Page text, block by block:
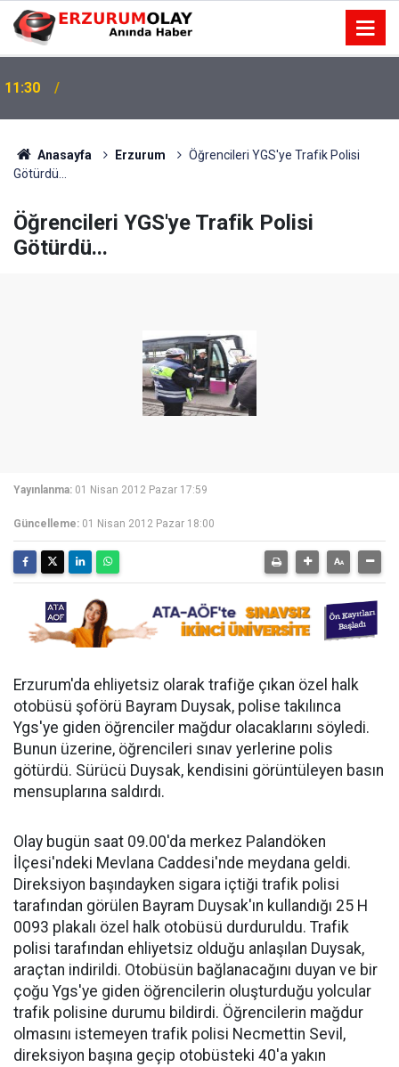
11:30
Anasayfa Erzurum
Öğrencileri YGS'ye Trafik Polisi
Götürdü...
Öğrencileri YGS'ye Trafik Polisi
Götürdü...
Yayınlanma: 01 Nisan 2012 Pazar 17:59
Güncelleme: 01 Nisan 2012 Pazar 18:00
Erzurum'da ehliyetsiz olarak trafiğe çıkan özel halk
otobüsü şoförü Bayram Duysak, polise takılınca
Ygs'ye giden öğrenciler mağdur olacaklarını söyledi.
Bunun üzerine, öğrencileri sınav yerlerine polis
götürdü. Sürücü Duysak, kendisini görüntüleyen basın
mensuplarına saldırdı.
Olay bugün saat 09.00'da merkez Palandöken
İlçesi'ndeki Mevlana Caddesi'nde meydana geldi.
Direksiyon başındayken sigara içtiği trafik polisi
tarafından görülen Bayram Duysak'ın kullandığı 25 H
0093 plakalı özel halk otobüsü durduruldu. Trafik
polisi tarafından ehliyetsiz olduğu anlaşılan Duysak,
araçtan indirildi. Otobüsün bağlanacağını duyan ve bir
çoğu Ygs'ye giden öğrencilerin oluşturduğu yolcular
trafik polisine durumu bildirdi. Öğrencilerin mağdur
olmasını istemeyen trafik polisi Necmettin Sevil,
direksiyon başına geçip otobüsteki 40'a yakın